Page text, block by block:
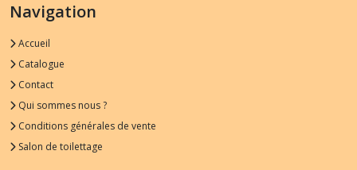
Navigation
Accueil
Catalogue
Contact
Qui sommes nous ?
Conditions générales de vente
Salon de toilettage